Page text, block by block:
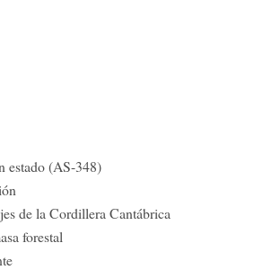
estado (AS-348)
de la Cordillera Cantábrica
forestal